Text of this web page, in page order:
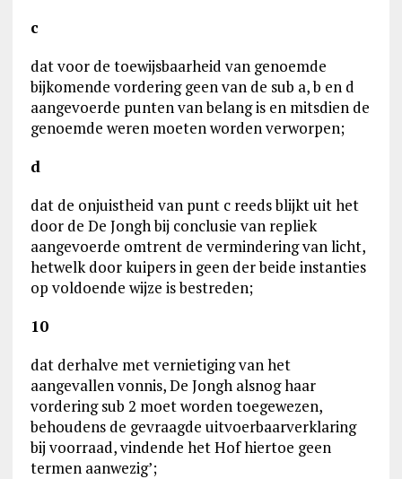
c
dat voor de toewijsbaarheid van genoemde
bijkomende vordering geen van de sub a, b en d
aangevoerde punten van belang is en mitsdien de
genoemde weren moeten worden verworpen;
d
dat de onjuistheid van punt c reeds blijkt uit het
door de De Jongh bij conclusie van repliek
aangevoerde omtrent de vermindering van licht,
hetwelk door kuipers in geen der beide instanties
op voldoende wijze is bestreden;
10
dat derhalve met vernietiging van het
aangevallen vonnis, De Jongh alsnog haar
vordering sub 2 moet worden toegewezen,
behoudens de gevraagde uitvoerbaarverklaring
bij voorraad, vindende het Hof hiertoe geen
termen aanwezig’;